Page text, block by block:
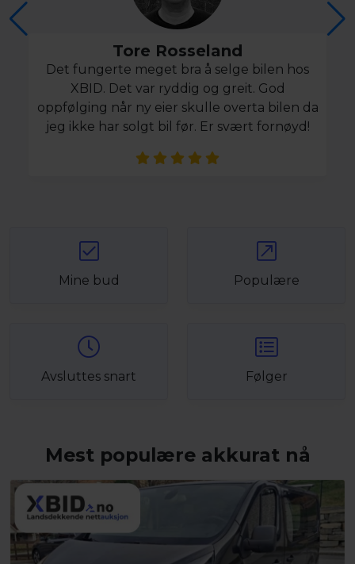
Tore Rosseland
Det fungerte meget bra å selge bilen hos
XBID. Det var ryddig og greit. God
oppfølging når ny eier skulle overta bilen da
jeg ikke har solgt bil før. Er svært fornøyd!
Mine bud Populære
Avsluttes snart Følger
Mest populære akkurat nå